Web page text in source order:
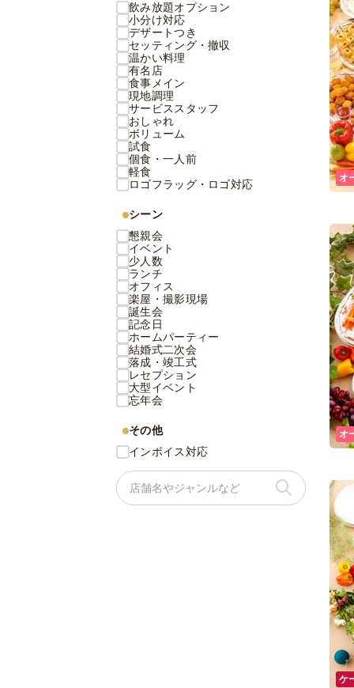
オ
オ
ケ
飲み放題オプション
小分け対応
デザートつき
セッティング・撤収
温かい料理
有名店
食事メイン
現地調理
サービススタッフ
おしゃれ
ボリューム
試食
個食・一人前
軽食
ロゴフラッグ・ロゴ対応
シーン
懇親会
イベント
少人数
ランチ
オフィス
楽屋・撮影現場
誕生会
記念日
ホームパーティー
結婚式二次会
落成・竣工式
レセプション
大型イベント
忘年会
その他
インボイス対応